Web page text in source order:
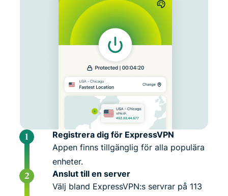
Registrera dig för ExpressVPN
Appen finns tillgänglig för alla populära
enheter.
Anslut till en server
Välj bland ExpressVPN:s servrar på 113